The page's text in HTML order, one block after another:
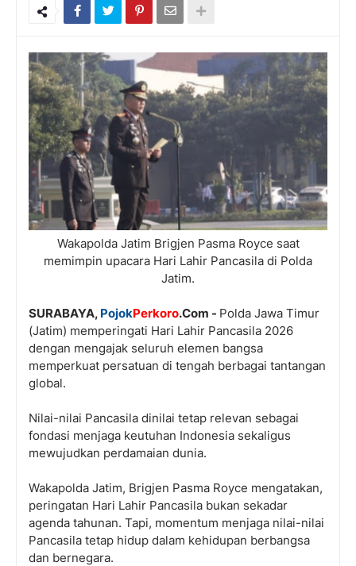
Wakapolda Jatim Brigjen Pasma Royce saat
memimpin upacara Hari Lahir Pancasila di Polda
Jatim.
SURABAYA, PojokPerkoro.Com - Polda Jawa Timur
(Jatim) memperingati Hari Lahir Pancasila 2026
dengan mengajak seluruh elemen bangsa
memperkuat persatuan di tengah berbagai tantangan
global.
Nilai-nilai Pancasila dinilai tetap relevan sebagai
fondasi menjaga keutuhan Indonesia sekaligus
mewujudkan perdamaian dunia.
Wakapolda Jatim, Brigjen Pasma Royce mengatakan,
peringatan Hari Lahir Pancasila bukan sekadar
agenda tahunan. Tapi, momentum menjaga nilai-nilai
Pancasila tetap hidup dalam kehidupan berbangsa
dan bernegara.